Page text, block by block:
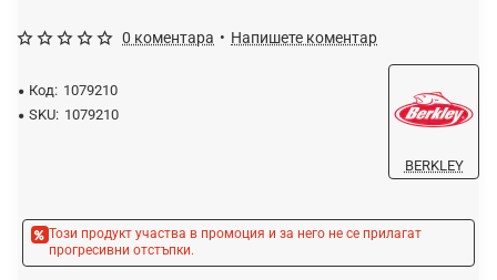
Код: 1079210
SKU: 1079210
BERKLEY
0 коментара • Напишете коментар
Този продукт участва в промоция и за него не се прилагат
прогресивни отстъпки.